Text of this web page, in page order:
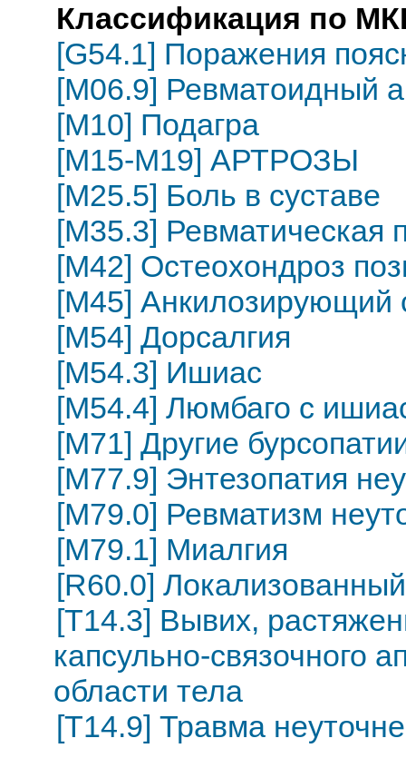
Классификация по
[G54.1] Поражения
[M06.9] Ревматоидный
[M10] Подагра
[M15-M19] АРТРОЗЫ
[M25.5] Боль в суставе
[M35.3] Ревматическая
[M42] Остеохондроз
[M45] Анкилозирующий
[M54] Дорсалгия
[M54.3] Ишиас
[M54.4] Люмбаго с
[M71] Другие
[M77.9] Энтезопатия
[M79.0] Ревматизм
[M79.1] Миалгия
[R60.0]
[T14.3] Вывих,
капсульно-связочного
области тела
[T14.9] Травма